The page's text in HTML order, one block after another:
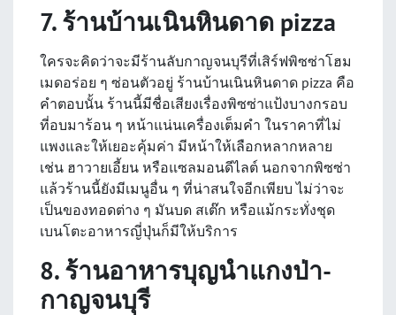
7. ร้านบ้านเนินหินดาด pizza
ใครจะคิดว่าจะมีร้านลับกาญจนบุรีที่เสิร์ฟพิซซ่าโฮม
เมดอร่อย ๆ ซ่อนตัวอยู่ ร้านบ้านเนินหินดาด pizza คือ
คำตอบนั้น ร้านนี้มีชื่อเสียงเรื่องพิซซ่าแป้งบางกรอบ
ที่อบมาร้อน ๆ หน้าแน่นเครื่องเต็มคำ ในราคาที่ไม่
แพงและให้เยอะคุ้มค่า มีหน้าให้เลือกหลากหลาย
เช่น ฮาวายเอี้ยน หรือแซลมอนดีไลต์ นอกจากพิซซ่า
แล้วร้านนี้ยังมีเมนูอื่น ๆ ที่น่าสนใจอีกเพียบ ไม่ว่าจะ
เป็นของทอดต่าง ๆ มันบด สเต๊ก หรือแม้กระทั่งชุด
เบนโตะอาหารญี่ปุ่นก็มีให้บริการ
8. ร้านอาหารบุญนำแกงป่า-
กาญจนบุรี